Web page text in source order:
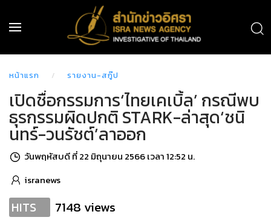
หน้าแรก รายงาน-สกู๊ป
เปิดชื่อกรรมการ‘ไทยเคเบิ้ล’ กรณีพบ
ธุรกรรมผิดปกติ STARK-ล่าสุด‘ชนิ
นทร์-วนรัชต์’ลาออก
วันพฤหัสบดี ที่ 22 มิถุนายน 2566 เวลา 12:52 น.
isranews
HITS 7148 views